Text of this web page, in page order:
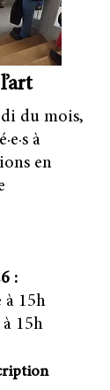
du mois,
à
en
:
à 15h
15h